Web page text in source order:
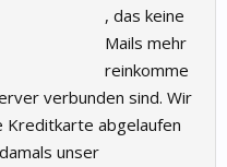
, das keine
Mails mehr
reinkomme
verbunden sind. Wir
Kreditkarte abgelaufen
unser